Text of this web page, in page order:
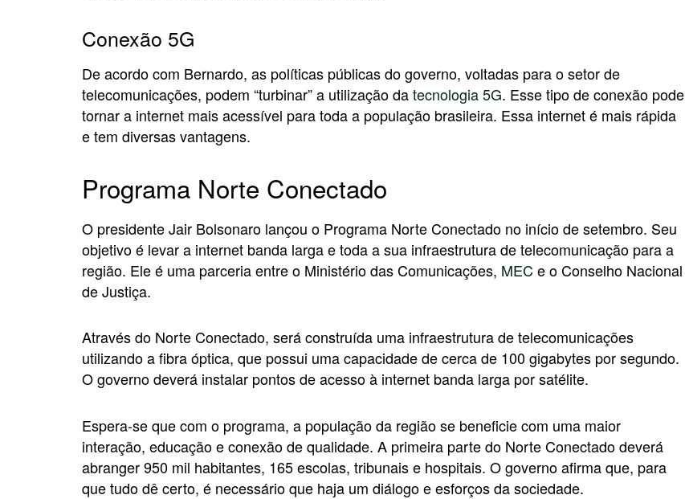
Conexão 5G
De acordo com Bernardo, as políticas públicas do governo, voltadas para o setor de
telecomunicações, podem “turbinar” a utilização datecnologia 5G. Esse tipo de conexão pode
tornar a internet mais acessível para toda a população brasileira. Essa internet é mais rápida
e tem diversas vantagens.
Programa Norte Conectado
O presidente Jair Bolsonaro lançou o Programa Norte Conectado no início de setembro. Seu
objetivo é levar a internet banda larga e toda a sua infraestrutura de telecomunicação para a
região. Ele é uma parceria entre o Ministério das Comunicações, MEC e o Conselho Nacional
de Justiça.
Através do Norte Conectado, será construída uma infraestrutura de telecomunicações
utilizando a fibra óptica, que possui uma capacidade de cerca de 100 gigabytes por segundo.
O governo deverá instalar pontos de acesso à internet banda larga por satélite.
Espera-se que com o programa, a população da região se beneficie com uma maior
interação, educação e conexão de qualidade. A primeira parte do Norte Conectado deverá
abranger 950 mil habitantes, 165 escolas, tribunais e hospitais. O governo afirma que, para
que tudo dê certo, é necessário que haja um diálogo e esforços da sociedade.